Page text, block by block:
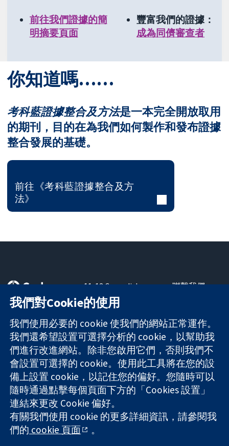
前往我們證據的簡
明摘要頁面
豐富我們的證據：
成為同儕審查者
你知道嗎……
考科藍證據整合及方法是一本完全開放取用
的期刊，目的在為我們如何製作和發布證據
整合發展的基礎。
前往《考科藍證據整合及方
法》
可信任實證
知情決定
更完善的健康照
護
11-13 Cavendish
Square
London
W1G 0AN
United Kingdom
聯繫我們
關於我們
工作機會
Cochrane
Library
The Cochrane Collaboration is a charity (no. 1045921) and a
company limited by guarantee (no. 03044323) registered in
England & Wales. VAT registration number GB 718 2127 49.
版權所有 © 2026 The Cochrane Collaboration
我們對Cookie的使用
我們使用必要的 cookie 使我們的網站正常運作。
我們還希望設置可選擇分析的 cookie，以幫助我
們進行改進網站。除非您啟用它們，否則我們不
會設置可選擇的 cookie。使用此工具將在您的設
備上設置 cookie，以記住您的偏好。您隨時可以
隨時通過點擊每個頁面下方的「Cookies 設置」
連結來更改 Cookie 偏好。
有關我們使用 cookie 的更多詳細資訊，請參閱我
們的 cookie 頁面 。